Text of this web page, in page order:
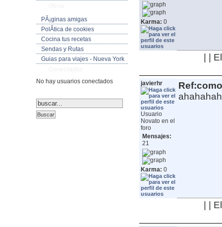
PÃ¡ginas amigas
PolÃ­tica de cookies
Cocina tus recetas
Sendas y Rutas
Guias para viajes - Nueva York
No hay usuarios conectados
Karma: 0
| |
javierhr
Usuario
Novato en el
foro
Mensajes:
21
Karma: 0
| |